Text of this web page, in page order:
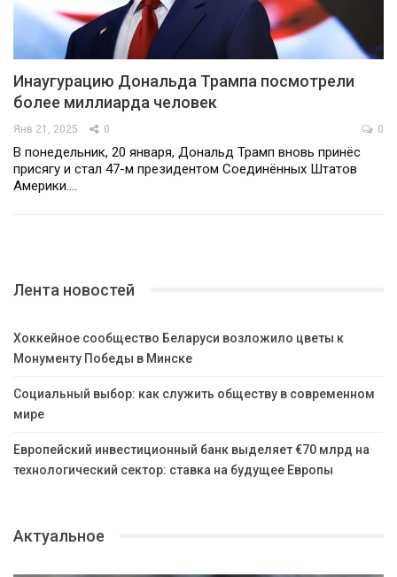
Инаугурацию Дональда Трампа посмотрели
более миллиарда человек
Янв 21, 2025 0 0
В понедельник, 20 января, Дональд Трамп вновь принёс
присягу и стал 47-м президентом Соединённых Штатов
Америки.…
Лента новостей
Хоккейное сообщество Беларуси возложило цветы к
Монументу Победы в Минске
Социальный выбор: как служить обществу в современном
мире
Европейский инвестиционный банк выделяет €70 млрд на
технологический сектор: ставка на будущее Европы
Актуальное